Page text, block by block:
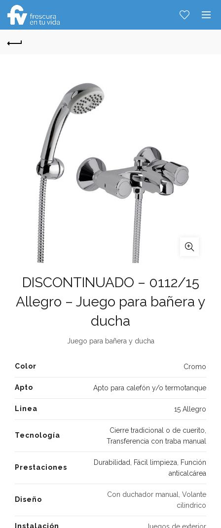
DISCONTINUADO – 0112/15
Allegro – Juego para bañera y
ducha
Juego para bañera y ducha
Color Cromo
Apto Apto para calefón y/o termotanque
Linea 15 Allegro
Tecnología
Cierre tradicional o de cuerito
Transferencia con traba manual
Prestaciones
Durabilidad Fácil limpieza
Función
anticalcárea
Diseño
Con duchador manual, Volante
cilindrico
Instalación
Hablemos...
Solo tenes que decirme: Hola